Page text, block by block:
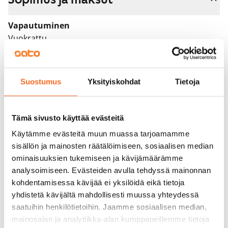
Suostumus Yksityiskohdat Tietoja
Tämä sivusto käyttää evästeitä
Käytämme evästeitä muun muassa tarjoamamme
sisällön ja mainosten räätälöimiseen, sosiaalisen median
ominaisuuksien tukemiseen ja kävijämäärämme
analysoimiseen. Evästeiden avulla tehdyssä mainonnan
kohdentamisessa kävijää ei yksilöidä eikä tietoja
yhdistetä kävijältä mahdollisesti muussa yhteydessä
saatuihin henkilötietoihin. Jaamme sosiaalisen median,
mainosalan ja analytiikka-alan kumppaneillemme tietoja
Vapautuminen
Vuokrattu
Varallisuusrajat
Vuokra
Vuokravakuus
0 €, (yrityksille min. 1 kk vuokra)
Kotivakuutus
Pakollinen, ei sisälly vuokraan
Vesimaksu
Kulutuksen mukaan
Sähkömaksu